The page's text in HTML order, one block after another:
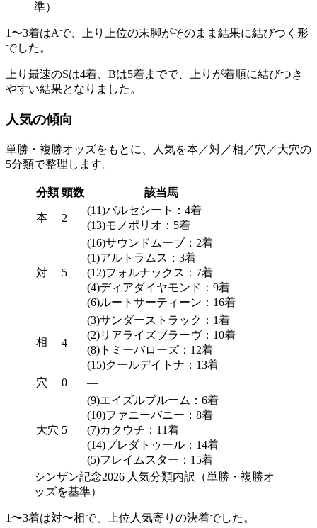
準）
1〜3着はAで、上り上位の末脚がそのまま結果に結びつく形
でした。
上り最速のSは4着、 Bは5着までで、上りが着順に結びつき
やすい結果となりました。
人気の傾向
単勝 ・ 複勝オッズをもとに、人気を本／対／相／穴／大穴の
5分類で整理します。
分類 頭数 該当馬
本 2
(11)バルセシート：4着
(13)モノポリオ：5着
対 5
(16)サウンドムーブ：2着
(1)アルトラムス：3着
(12)フォルナックス：7着
(4)ディアダイヤモンド：9着
(6)ルートサーティーン：16着
相 4
(3)サンダーストラック：1着
(2)リアライズブラーヴ：10着
(8)トミーバローズ：12着
(15)クールデイトナ：13着
穴
0 —
大穴 5
(9)エイズルブルーム：6着
(10)ファニーバニー：8着
(7)カクウチ：11着
(14)プレダトゥール：14着
(5)フレイムスター：15着
シンザン記念2026 人気分類内訳（単勝・複勝オ
ッズを基準）
1〜3着は対〜相で、上位人気寄りの決着でした。